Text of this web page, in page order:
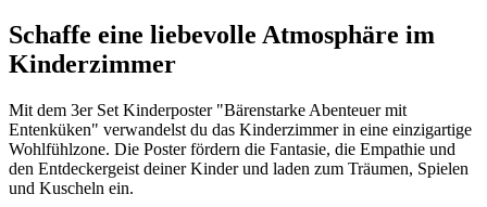
Schaffe eine liebevolle Atmosphäre im
Kinderzimmer
Mit dem 3er Set Kinderposter "Bärenstarke Abenteuer mit
Entenküken" verwandelst du das Kinderzimmer in eine einzigartige
Wohlfühlzone. Die Poster fördern die Fantasie, die Empathie und
den Entdeckergeist deiner Kinder und laden zum Träumen, Spielen
und Kuscheln ein.